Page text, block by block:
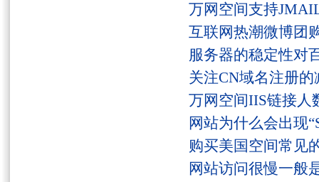
万网空间支持
互联网热潮微博团
服务器的稳定性对
关注CN域名注册
万网空间IIS链接人
网站为什么会出现
购买美国空间常见
网站访问很慢一般